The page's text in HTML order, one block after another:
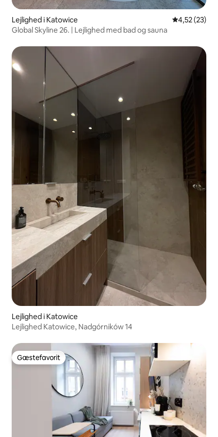
Lejlighed i Katowice 4,52 ud af 5
4,52 (23)
Global Skyline 26. | Lejlighed med bad og sauna
Lejlighed i Katowice
Lejlighed Katowice, Nadgórników 14
Gæstefavorit
Gæstefavorit